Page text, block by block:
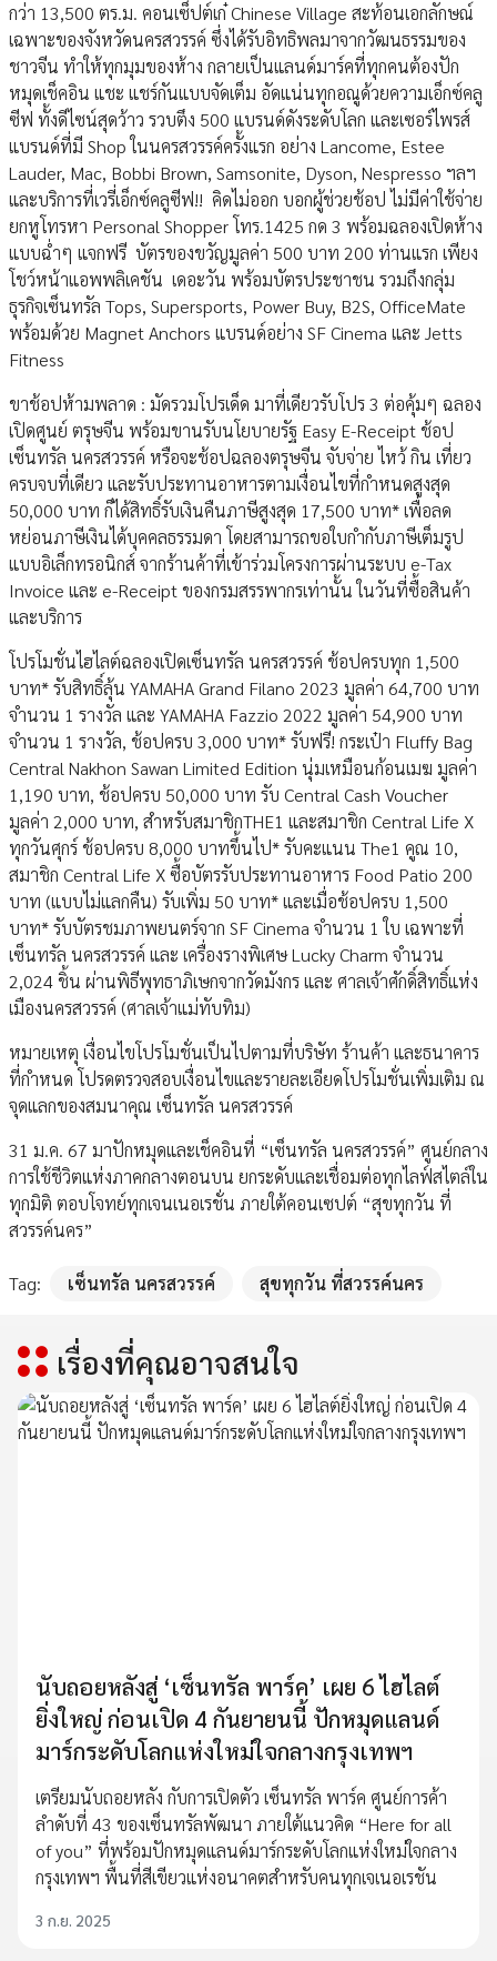
กว่า 13,500 ตร.ม. คอนเซ็ปต์เก๋ Chinese Village สะท้อนเอกลักษณ์
เฉพาะของจังหวัดนครสวรรค์ ซึ่งได้รับอิทธิพลมาจากวัฒนธรรมของ
ชาวจีน ทำให้ทุกมุมของห้าง กลายเป็นแลนด์มาร์คที่ทุกคนต้องปัก
หมุดเช็คอิน แชะ แชร์กันแบบจัดเต็ม อัดแน่นทุกอณูด้วยความเอ็กซ์คลู
ซีฟ ทั้งดีไซน์สุดว้าว รวบตึง 500 แบรนด์ดังระดับโลก และเซอร์ไพรส์
แบรนด์ที่มี Shop ในนครสวรรค์ครั้งแรก อย่าง Lancome, Estee
Lauder, Mac, Bobbi Brown, Samsonite, Dyson, Nespresso ฯลฯ
และบริการที่เวรี่เอ็กซ์คลูซีฟ!! คิดไม่ออก บอกผู้ช่วยช้อป ไม่มีค่าใช้จ่าย
ยกหูโทรหา Personal Shopper โทร.1425 กด 3 พร้อมฉลองเปิดห้าง
แบบฉ่ำๆ แจกฟรี บัตรของขวัญมูลค่า 500 บาท 200 ท่านแรก เพียง
โชว์หน้าแอพพลิเคชัน เดอะวัน พร้อมบัตรประชาชน รวมถึงกลุ่ม
ธุรกิจเซ็นทรัล Tops, Supersports, Power Buy, B2S, OfficeMate
พร้อมด้วย Magnet Anchors แบรนด์อย่าง SF Cinema และ Jetts
Fitness
ขาช้อปห้ามพลาด : มัดรวมโปรเด็ด มาที่เดียวรับโปร 3 ต่อคุ้มๆ ฉลอง
เปิดศูนย์ ตรุษจีน พร้อมขานรับนโยบายรัฐ Easy E-Receipt ช้อป
เซ็นทรัล นครสวรรค์ หรือจะช้อปฉลองตรุษจีน จับจ่าย ไหว้ กิน เที่ยว
ครบจบที่เดียว และรับประทานอาหารตามเงื่อนไขที่กำหนดสูงสุด
50,000 บาท ก็ได้สิทธิ์รับเงินคืนภาษีสูงสุด 17,500 บาท* เพื่อลด
หย่อนภาษีเงินได้บุคคลธรรมดา โดยสามารถขอใบกำกับภาษีเต็มรูป
แบบอิเล็กทรอนิกส์ จากร้านค้าที่เข้าร่วมโครงการผ่านระบบ e-Tax
Invoice และ e-Receipt ของกรมสรรพากรเท่านั้น ในวันที่ซื้อสินค้า
และบริการ
โปรโมชั่นไฮไลต์ฉลองเปิดเซ็นทรัล นครสวรรค์ ช้อปครบทุก 1,500
บาท* รับสิทธิ์ลุ้น YAMAHA Grand Filano 2023 มูลค่า 64,700 บาท
จำนวน 1 รางวัล และ YAMAHA Fazzio 2022 มูลค่า 54,900 บาท
จำนวน 1 รางวัล, ช้อปครบ 3,000 บาท* รับฟรี! กระเป๋า Fluffy Bag
Central Nakhon Sawan Limited Edition นุ่มเหมือนก้อนเมฆ มูลค่า
1,190 บาท, ช้อปครบ 50,000 บาท รับ Central Cash Voucher
มูลค่า 2,000 บาท, สำหรับสมาชิกTHE1 และสมาชิก Central Life X
ทุกวันศุกร์ ช้อปครบ 8,000 บาทขึ้นไป* รับคะแนน The1 คูณ 10,
สมาชิก Central Life X ซื้อบัตรรับประทานอาหาร Food Patio 200
บาท (แบบไม่แลกคืน) รับเพิ่ม 50 บาท* และเมื่อช้อปครบ 1,500
บาท* รับบัตรชมภาพยนตร์จาก SF Cinema จำนวน 1 ใบ เฉพาะที่
เซ็นทรัล นครสวรรค์ และ เครื่องรางพิเศษ Lucky Charm จำนวน
2,024 ชิ้น ผ่านพิธีพุทธาภิเษกจากวัดมังกร และ ศาลเจ้าศักดิ์สิทธิ์แห่ง
เมืองนครสวรรค์ (ศาลเจ้าแม่ทับทิม)
หมายเหตุ เงื่อนไขโปรโมชั่นเป็นไปตามที่บริษัท ร้านค้า และธนาคาร
ที่กำหนด โปรดตรวจสอบเงื่อนไขและรายละเอียดโปรโมชั่นเพิ่มเติม ณ
จุดแลกของสมนาคุณ เซ็นทรัล นครสวรรค์
31 ม.ค. 67 มาปักหมุดและเช็คอินที่ “เซ็นทรัล นครสวรรค์” ศูนย์กลาง
การใช้ชีวิตแห่งภาคกลางตอนบน ยกระดับและเชื่อมต่อทุกไลฟ์สไตล์ใน
ทุกมิติ ตอบโจทย์ทุกเจนเนอเรชั่น ภายใต้คอนเซปต์ “สุขทุกวัน ที่
สวรรค์นคร”
Tag: เซ็นทรัล นครสวรรค์ สุขทุกวัน ที่สวรรค์นคร
เรื่องที่คุณอาจสนใจ
นับถอยหลังสู่ ‘เซ็นทรัล พาร์ค’ เผย 6 ไฮไลต์
ยิ่งใหญ่ ก่อนเปิด 4 กันยายนนี้ ปักหมุดแลนด์
มาร์กระดับโลกแห่งใหม่ใจกลางกรุงเทพฯ
เตรียมนับถอยหลัง กับการเปิดตัว เซ็นทรัล พาร์ค ศูนย์การค้า
ลำดับที่ 43 ของเซ็นทรัลพัฒนา ภายใต้แนวคิด “Here for all
of you” ที่พร้อมปักหมุดแลนด์มาร์กระดับโลกแห่งใหม่ใจกลาง
กรุงเทพฯ พื้นที่สีเขียวแห่งอนาคตสำหรับคนทุกเจเนอเรชัน
3 ก.ย. 2025